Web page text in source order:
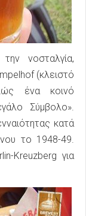
νοσταλγία,
(κλειστό
ένα κοινό
Σύμβολο».
κατά
το 1948-49.
Kreuzberg για